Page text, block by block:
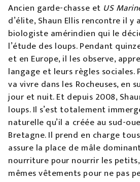
Ancien garde-chasse et US
d’élite, Shaun Ellis rencontre il y
biologiste amérindien qui le
l’étude des loups. Pendant
et en Europe, il les observe,
langage et leurs règles sociales.
va vivre dans les Rocheuses, en
jour et nuit. Et depuis 2008,
loups. Il s’est totalement
naturelle qu’il a créée au sud-
Bretagne. Il prend en charge
assure la place de mâle
nourriture pour nourrir les
mêmes vêtements pour ne pas